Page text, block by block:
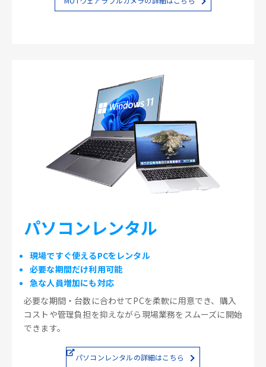
パソコンレンタル
現場ですぐ使えるPCをレンタル
必要な期間だけ利用可能
急な人員増加にも対応
必要な期間・台数に合わせてPCを柔軟に用意でき、購入
コストや管理負担を抑えながら現場業務をスムーズに開始
できます。
パソコンレンタルの詳細はこちら